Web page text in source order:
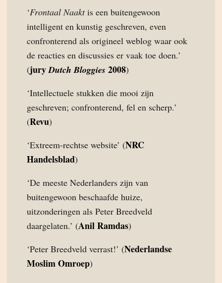
‘Frontaal Naaktis een buitengewoon
intelligent en kunstig geschreven, even
confronterend als origineel weblog waar ook
de reacties en discussies er vaak toe doen.’
(juryDutch Bloggies 2008)
‘Intellectuele stukken die mooi zijn
geschreven; confronterend, fel en scherp.’
(Revu)
‘Extreem-rechtse website’ (NRC
Handelsblad)
‘De meeste Nederlanders zijn van
buitengewoon beschaafde huize,
uitzonderingen als Peter Breedveld
daargelaten.’ (Anil Ramdas)
‘Peter Breedveld verrast!’ (Nederlandse
Moslim Omroep)